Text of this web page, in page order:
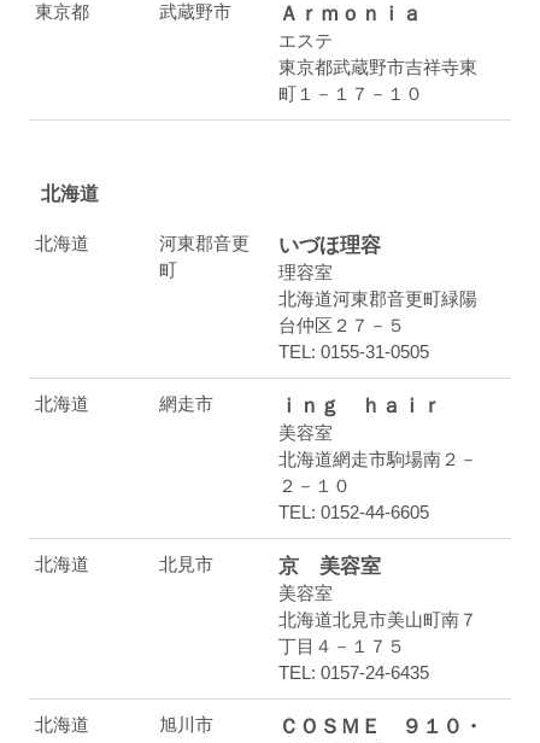
東京都 武蔵野市 Ａｒｍｏｎｉａ
エステ
東京都武蔵野市吉祥寺東
町１－１７－１０
北海道
北海道
河東郡音更
町
いづほ理容
理容室
北海道河東郡音更町緑陽
台仲区２７－５
TEL: 0155-31-0505
北海道 網走市 ｉｎｇ ｈａｉｒ
美容室
北海道網走市駒場南２－
２－１０
TEL: 0152-44-6605
北海道 北見市 京 美容室
美容室
北海道北見市美山町南７
丁目４－１７５
TEL: 0157-24-6435
北海道 旭川市
ＣＯＳＭＥ ９１０・